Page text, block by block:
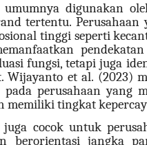
digunakan
tertentu. Perusahaan
tinggi seperti
fungsi, tetapi juga
Wijayanto et al. (2023)
pada perusahaan yang
memiliki tingkat
juga cocok untuk
berorientasi jangka